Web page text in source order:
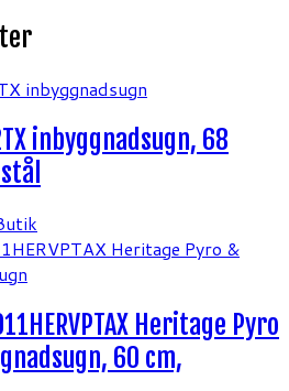
inbyggnadsugn, 68
Heritage Pyro
60 cm,